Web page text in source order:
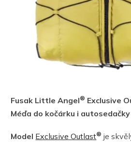
Fusak Little Angel® Exclusive
Méďa do kočárku i autosedačky
Model Exclusive Outlast® je